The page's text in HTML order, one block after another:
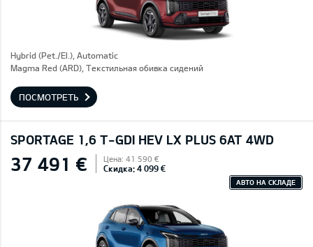
Hybrid (Pet./El.), Automatic
Magma Red (ARD), Текстильная обивка сидений
ПОСМОТРЕТЬ
SPORTAGE 1,6 T-GDI HEV LX PLUS 6AT 4WD
37 491 € Цена: 41 590 €
Скидка: 4 099 €
АВТО НА СКЛАДЕ